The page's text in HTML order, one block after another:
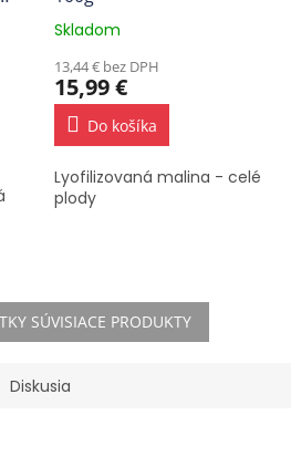
Priemerné
produktu
je
5,0
hviezdičiek.
Skladom
13,44 € bez DPH
15,99 €
Do košíka
Lyofilizovaná malina - celé
plody
SÚVISIACE PRODUKTY
Diskusia